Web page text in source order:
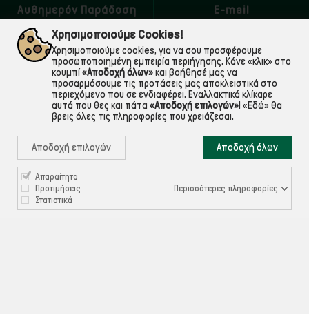
Αυθημερόν Παράδοση E-mail
ΠΛΗΡΟΦΟΡΙΕΣ
ΧΡΉΣΙΜΑ
Χρησιμοποιούμε Cookies!
Χρησιμοποιούμε cookies, για να σου προσφέρουμε
προσωποποιημένη εμπειρία περιήγησης. Κάνε «κλικ» στο
κουμπί«Αποδοχή όλων»και βοήθησέ μας να
προσαρμόσουμε τις προτάσεις μας αποκλειστικά στο
περιεχόμενο που σε ενδιαφέρει. Εναλλακτικά κλίκαρε
αυτά που θες και πάτα «Αποδοχή επιλογών»! «Εδώ» θα
βρεις όλες τις πληροφορίες που χρειάζεσαι.
Αποδοχή επιλογών Αποδοχή όλων
Απαραίτητα
Προτιμήσεις
Στατιστικά
Περισσότερες πληροφορίες